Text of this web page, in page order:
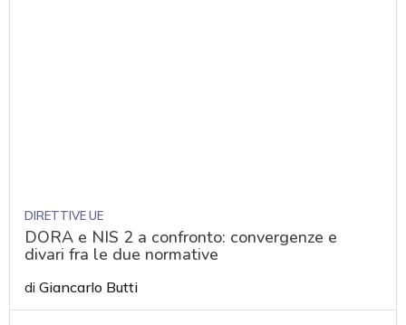
DIRETTIVE UE
DORA e NIS 2 a confronto: convergenze e
divari fra le due normative
diGiancarlo Butti